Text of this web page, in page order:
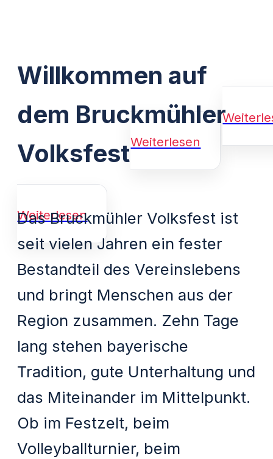
Weiterlesen
Weiterlesen
Willkommen auf
dem Bruckmühler
Volksfest
Das Bruckmühler Volksfest ist
seit vielen Jahren ein fester
Bestandteil des Vereinslebens
und bringt Menschen aus der
Region zusammen. Zehn Tage
lang stehen bayerische
Tradition, gute Unterhaltung und
das Miteinander im Mittelpunkt.
Ob im Festzelt, beim
Volleyballturnier, beim